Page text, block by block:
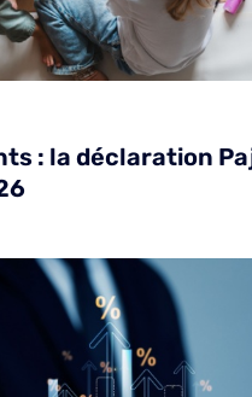
: la déclaration